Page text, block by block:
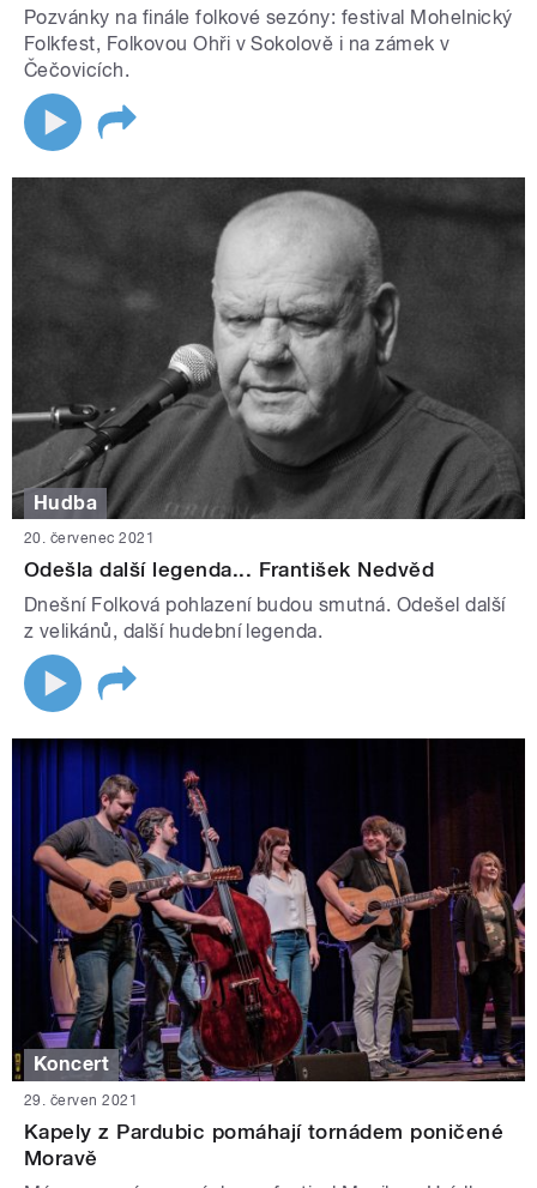
Pozvánky na finále folkové sezóny: festival Mohelnický
Folkfest, Folkovou Ohři v Sokolově i na zámek v
Čečovicích.
Hudba
20. červenec 2021
Odešla další legenda... František Nedvěd
Dnešní Folková pohlazení budou smutná. Odešel další
z velikánů, další hudební legenda.
Koncert
29. červen 2021
Kapely z Pardubic pomáhají tornádem poničené
Moravě